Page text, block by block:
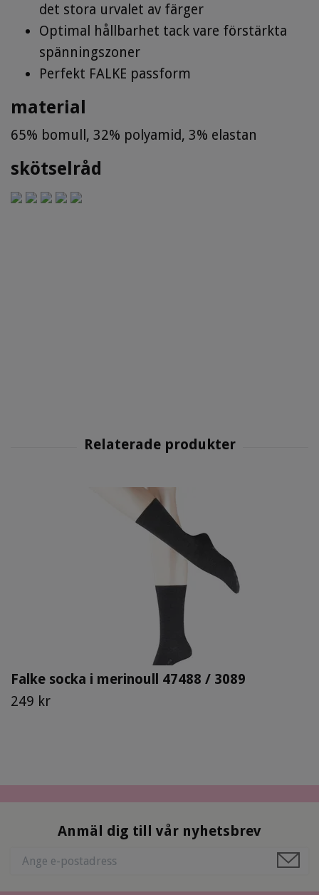
det stora urvalet av färger
Optimal hållbarhet tack vare förstärkta
spänningszoner
Perfekt FALKE passform
material
65% bomull, 32% polyamid, 3% elastan
skötselråd
Falke socka i merinoull 47488 / 3089
249 kr
Anmäl dig till vår nyhetsbrev